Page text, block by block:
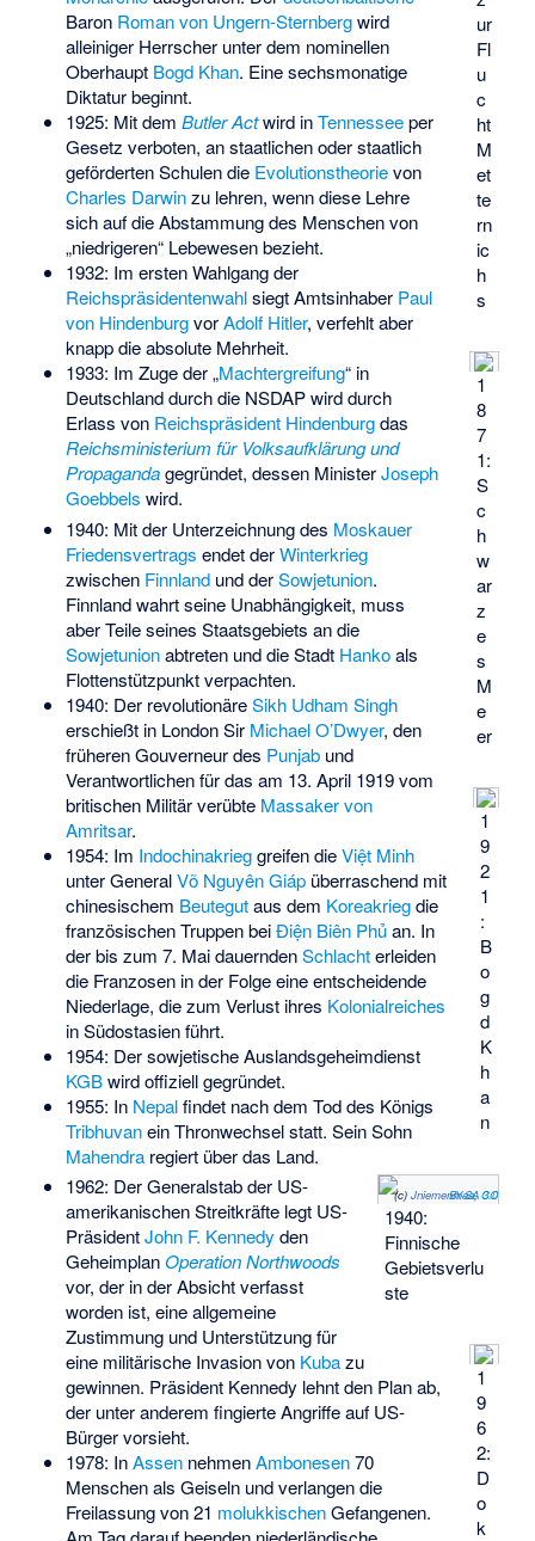
ur
Fl
u
c
ht
M
et
te
rn
ic
h
s
1
8
7
1:
S
c
h
w
ar
z
e
s
M
e
er
1
9
2
1
:
B
o
g
d
K
h
a
n
Baron Roman von Ungern-Sternbergwird
alleiniger Herrscher unter dem nominellen
Oberhaupt Bogd Khan. Eine sechsmonatige
Diktatur beginnt.
1925: Mit dem Butler Actwird inTennesseeper
Gesetz verboten, an staatlichen oder staatlich
geförderten Schulen die Evolutionstheorievon
Charles Darwinzu lehren, wenn diese Lehre
sich auf die Abstammung des Menschen von
„niedrigeren“ Lebewesen bezieht.
1932: Im ersten Wahlgang der
Reichspräsidentenwahlsiegt Amtsinhaber Paul
von HindenburgvorAdolf Hitler, verfehlt aber
knapp die absolute Mehrheit.
1933: Im Zuge der „Machtergreifung“ in
Deutschland durch die NSDAP wird durch
Erlass von Reichspräsident Hindenburgdas
Reichsministerium für Volksaufklärung und
Propagandagegründet, dessen MinisterJoseph
Goebbels wird.
(c) Jniemenmaa,
CC BY-SA 3.0
1940:
Finnische
Gebietsverlu
ste
1940: Mit der Unterzeichnung des Moskauer
Friedensvertrags endet derWinterkrieg
zwischen Finnlandund derSowjetunion.
Finnland wahrt seine Unabhängigkeit, muss
aber Teile seines Staatsgebiets an die
Sowjetunionabtreten und die Stadt Hankoals
Flottenstützpunkt verpachten.
1940: Der revolutionäreSikh Udham Singh
erschießt in London Sir Michael O’Dwyer, den
früheren Gouverneur des Punjabund
Verantwortlichen für das am 13. April 1919 vom
britischen Militär verübte Massaker von
Amritsar.
1954: Im Indochinakrieggreifen dieViệt Minh
unter GeneralVõ Nguyên Giápüberraschend mit
chinesischem Beutegutaus dem Koreakriegdie
französischen Truppen beiĐiện Biên Phủan. In
der bis zum 7. Mai dauerndenSchlachterleiden
die Franzosen in der Folge eine entscheidende
Niederlage, die zum Verlust ihres Kolonialreiches
in Südostasien führt.
1954: Der sowjetische Auslandsgeheimdienst
KGBwird offiziell gegründet.
1955: In Nepalfindet nach dem Tod des Königs
Tribhuvanein Thronwechsel statt. Sein Sohn
Mahendraregiert über das Land.
1
9
6
2:
D
o
k
1962: Der Generalstab der US-
amerikanischen Streitkräfte legt US-
PräsidentJohn F. Kennedy den
GeheimplanOperation Northwoods
vor, der in der Absicht verfasst
worden ist, eine allgemeine
Zustimmung und Unterstützung für
eine militärische Invasion von Kubazu
gewinnen. Präsident Kennedy lehnt den Plan ab,
der unter anderem fingierte Angriffe auf US-
Bürger vorsieht.
1978: InAssennehmenAmbonesen70
Menschen als Geiseln und verlangen die
Freilassung von 21 molukkischenGefangenen.